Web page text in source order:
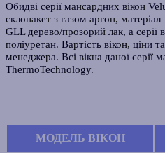
Обидві серії мансардних вікон
склопакет з газом аргон,
GLL дерево/прозорий лак, а серії
поліуретан. Вартість вікон, ціни
менеджера. Всі вікна даної серії
ThermoTechnology.
МОДЕЛЬ ВІКОН